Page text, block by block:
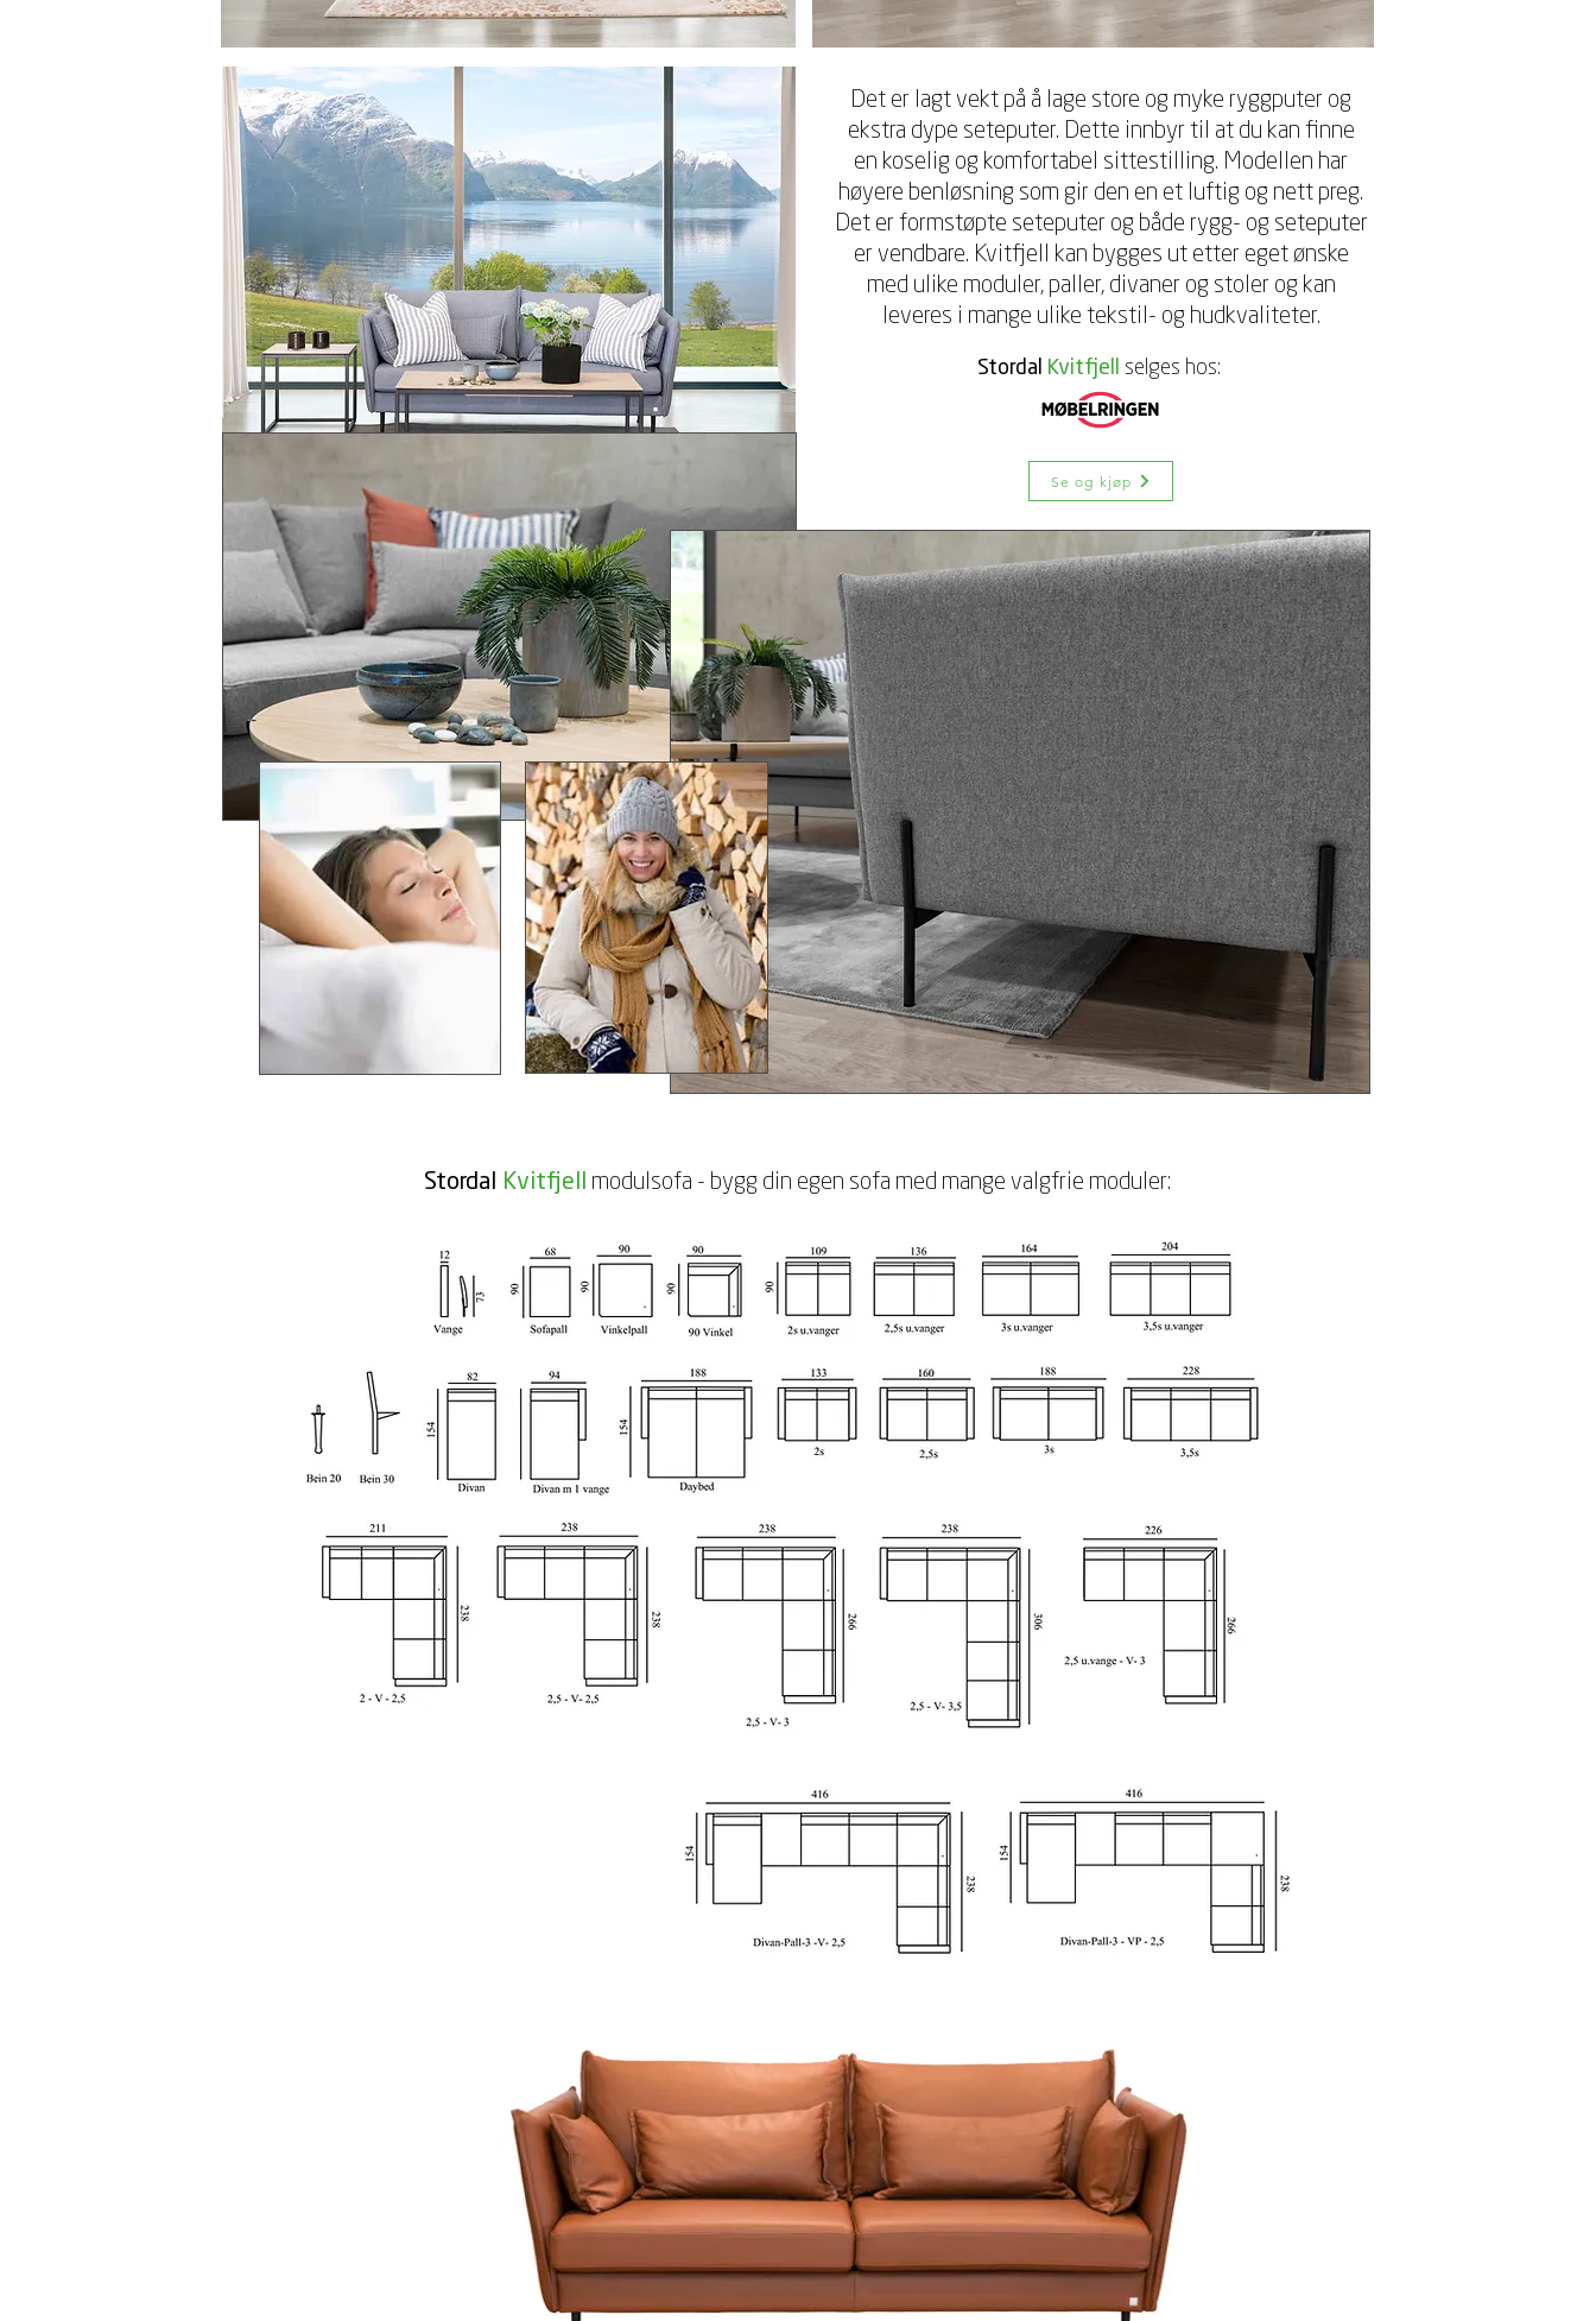
Det er lagt vekt på å lage store og myke ryggputer og
ekstra dype seteputer. Dette innbyr til at du kan finne
en koselig og komfortabel sittestilling. Modellen har
høyere benløsning som gir den en et luftig og nett preg.
Det er formstøpte seteputer og både rygg- og seteputer
er vendbare. Kvitfjell kan bygges ut etter eget ønske
med ulike moduler, paller, divaner og stoler og kan
leveres i mange ulike tekstil- og hudkvaliteter.
Stordal Kvitfjell selges hos:
Se og kjøp
Stordal Kvitfjell modulsofa - bygg din egen sofa med mange valgfrie moduler: